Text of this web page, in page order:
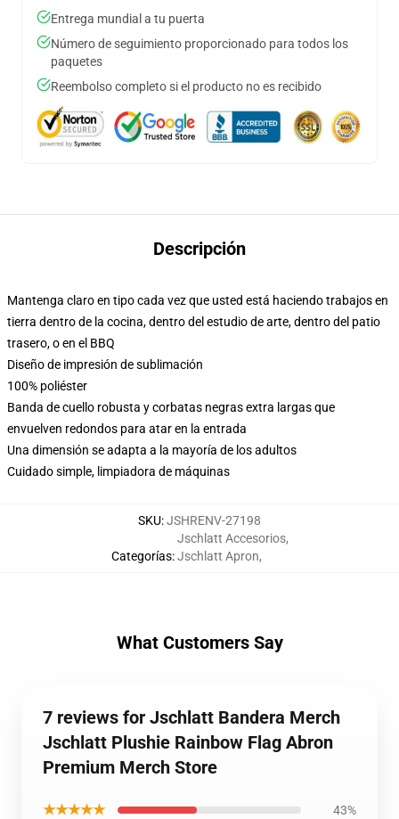
Entrega mundial a tu puerta
Número de seguimiento proporcionado para todos los
paquetes
Reembolso completo si el producto no es recibido
Descripción
Mantenga claro en tipo cada vez que usted está haciendo trabajos en
tierra dentro de la cocina, dentro del estudio de arte, dentro del patio
trasero, o en el BBQ
Diseño de impresión de sublimación
100% poliéster
Banda de cuello robusta y corbatas negras extra largas que
envuelven redondos para atar en la entrada
Una dimensión se adapta a la mayoría de los adultos
Cuidado simple, limpiadora de máquinas
SKU:JSHRENV-27198
Categorías:
Jschlatt Accesorios,
Jschlatt Apron,
What Customers Say
7 reviews for Jschlatt Bandera Merch
Jschlatt Plushie Rainbow Flag Abron
Premium Merch Store
★★★★★ 43%